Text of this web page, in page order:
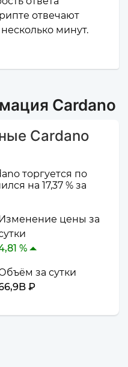
отвечают
минут.
Cardano
Cardano
торгуется по
на 17,37 % за
цены за
%
за сутки
₽